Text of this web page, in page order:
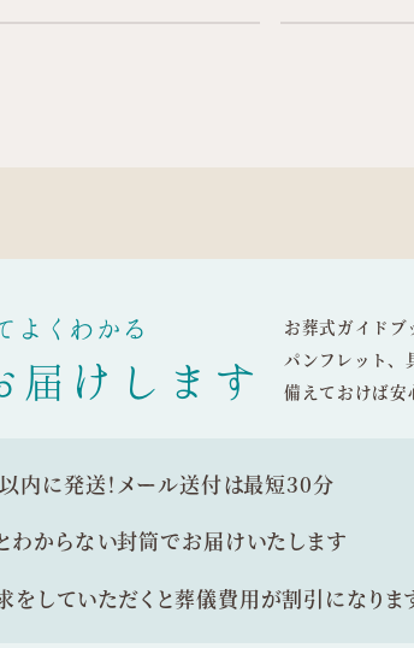
よくわかる
届けします
お葬式ガイドブ
パンフレット、
備えておけば安
内に発送！ メール送付は最短30分
わからない封筒でお届けいたします
をしていただくと葬儀費用が割引になりま